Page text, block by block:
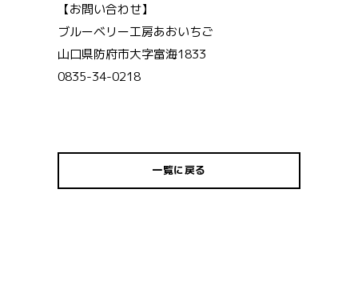
【お問い合わせ】
ブルーベリー工房あおいちご
山口県防府市大字富海1833
0835-34-0218
一覧に戻る